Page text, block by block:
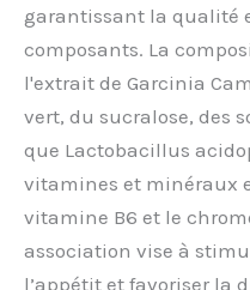
garantissant la qualité
composants. La
l'extrait de Garcinia
vert, du sucralose, des
que Lactobacillus
vitamines et minéraux
vitamine B6 et le
association vise à
l’appétit et favoriser la